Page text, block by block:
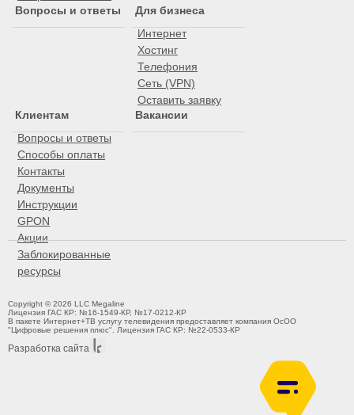
Вопросы и ответы
Для бизнеса
Интернет
Хостинг
Телефония
Сеть (VPN)
Оставить заявку
Клиентам
Вопросы и ответы
Способы оплаты
Контакты
Документы
Инструкции
GPON
Акции
Заблокированные
ресурсы
Вакансии
Copyright © 2026 LLC Megaline
Лицензия ГАС КР: №16-1549-КР, №17-0212-КР
В пакете Интернет+ТВ услугу телевидения предоставляет компания ОсОО
"Цифровые решения плюс". Лицензия ГАС КР: №22-0533-КР
Разработка сайта